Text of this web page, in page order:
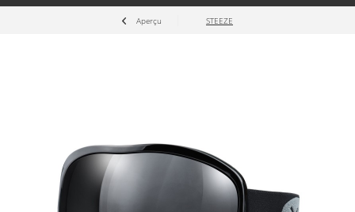
Aperçu STEEZE